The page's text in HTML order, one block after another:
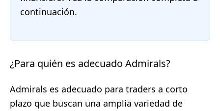
continuación.
¿Para quién es adecuado Admirals?
Admirals es adecuado para traders a corto
plazo que buscan una amplia variedad de